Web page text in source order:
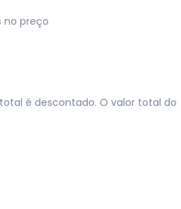
no preço
é descontado. O valor total do